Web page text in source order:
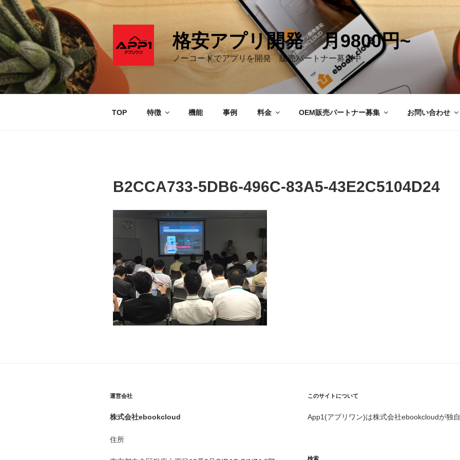
コ
ン
テ
ン
へ
ス
キ
格安アプリ開発 月9800円~
ノーコードでアプリを開発 販売パートナー募集中
TOP 特徴 機能 事例 料金 OEM販売パートナー募集 お問い合わせ
B2CCA733-5DB6-496C-83A5-43E2C5104D24
運営会社
株式会社ebookcloud
住所
このサイトについて
App1(アプリワン)は株式会社ebookcloudが独
検索